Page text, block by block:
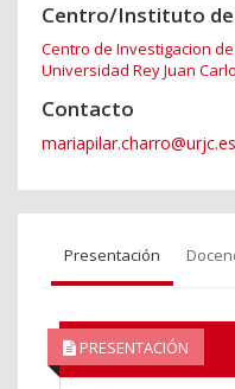
Centro/Instituto
Centro de Investigacion
Universidad Rey Juan
Contacto
mariapilar.charro@urjc.es
Presentación
PRESENTACIÓN